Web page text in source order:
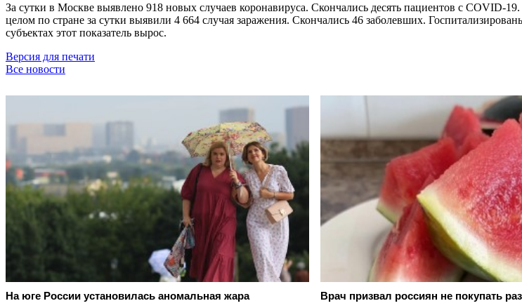
За сутки в Москве выявлено 918 новых случаев коронавируса. Скончались десять пациентов с COVID-
целом по стране за сутки выявили 4 664 случая заражения. Скончались 46 заболевших.
субъектах этот показатель вырос.
Версия для печати
Все новости
На юге России установилась аномальная жара Врач призвал россиян не покупать